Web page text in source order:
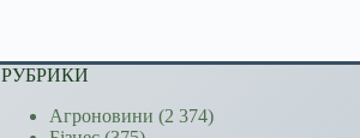
РУБРИКИ
Агроновини (2 374)